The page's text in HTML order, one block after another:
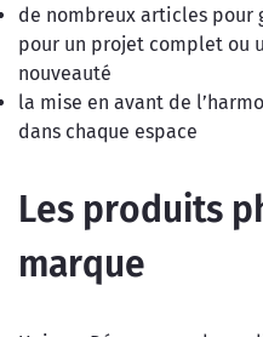
de nombreux articles pour
pour un projet complet ou
nouveauté
la mise en avant de
dans chaque espace
Les produits
marque